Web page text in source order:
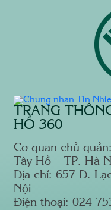
TRANG
HỒ 360
Cơ quan chủ
Tây Hồ – TP. Hà
Địa chỉ: 657 Đ.
Nội
Điện thoại: 024